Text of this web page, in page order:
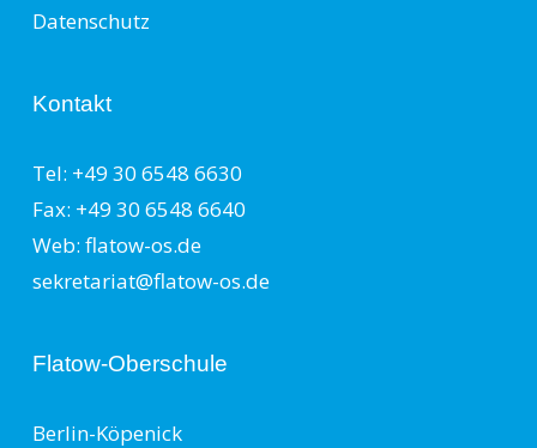
Datenschutz
Kontakt
Tel: +49 30 6548 6630
Fax: +49 30 6548 6640
Web: flatow-os.de
sekretariat@flatow-os.de
Flatow-Oberschule
Berlin-Köpenick